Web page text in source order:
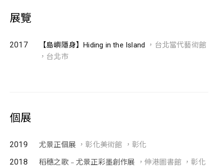
展覽
2017 【島嶼隱身】Hiding in the Island ，台北當代藝術館
，台北市
個展
2019 尤景正個展 ，彰化美術館 ，彰化
2018 稻穗之歌﹣尤景正彩墨創作展 ，伸港圖書館 ，彰化